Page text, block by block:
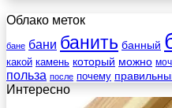
Облако меток
бане бани банить банный
какой камень который можно
польза после почему
Интересно